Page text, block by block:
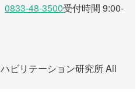
0833-48-3500受付時間 9:00-
ビリテーション研究所 All